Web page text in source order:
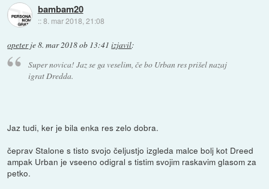
bambam20
::8. mar 2018, 21:08
opeterje8. mar 2018 ob 13:41 izjavil:
Super novica! Jaz se ga veselim, če bo Urban res prišel nazaj
igrat Dredda.
Jaz tudi, ker je bila enka res zelo dobra.
čeprav Stalone s tisto svojo čeljustjo izgleda malce bolj kot Dreed
ampak Urban je vseeno odigral s tistim svojim raskavim glasom za
petko.